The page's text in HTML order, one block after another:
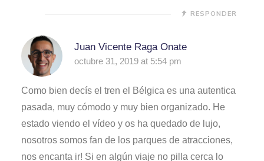
RESPONDER
Juan Vicente Raga Onate
octubre 31, 2019 at 5:54 pm
Como bien decís el tren el Bélgica es una autentica
pasada, muy cómodo y muy bien organizado. He
estado viendo el vídeo y os ha quedado de lujo,
nosotros somos fan de los parques de atracciones,
nos encanta ir! Si en algún viaje no pilla cerca lo